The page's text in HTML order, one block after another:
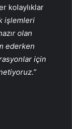
kolaylıklar
işlemleri
olan
ederken
için